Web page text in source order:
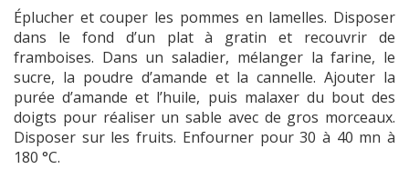
Éplucher et couper les pommes en lamelles. Disposer
dans le fond d’un plat à gratin et recouvrir de
framboises. Dans un saladier, mélanger la farine, le
sucre, la poudre d’amande et la cannelle. Ajouter la
purée d’amande et l’huile, puis malaxer du bout des
doigts pour réaliser un sable avec de gros morceaux.
Disposer sur les fruits. Enfourner pour 30 à 40 mn à
180 °C.